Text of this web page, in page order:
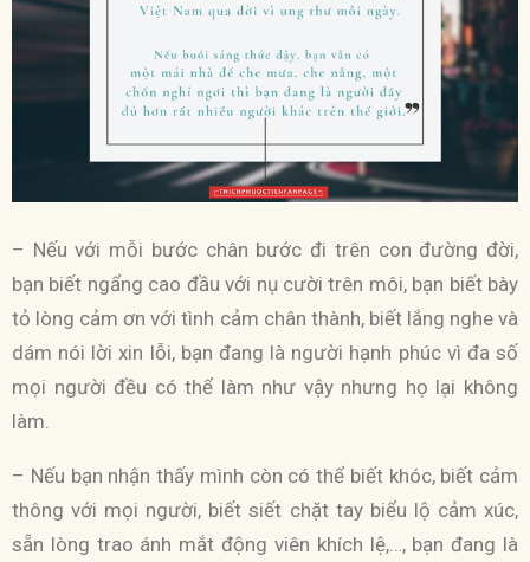
– Nếu với mỗi bước chân bước đi trên con đường đời,
bạn biết ngẩng cao đầu với nụ cười trên môi, bạn biết bày
tỏ lòng cảm ơn với tình cảm chân thành, biết lắng nghe và
dám nói lời xin lỗi, bạn đang là người hạnh phúc vì đa số
mọi người đều có thể làm như vậy nhưng họ lại không
làm.
– Nếu bạn nhận thấy mình còn có thể biết khóc, biết cảm
thông với mọi người, biết siết chặt tay biểu lộ cảm xúc,
sẵn lòng trao ánh mắt động viên khích lệ,…, bạn đang là